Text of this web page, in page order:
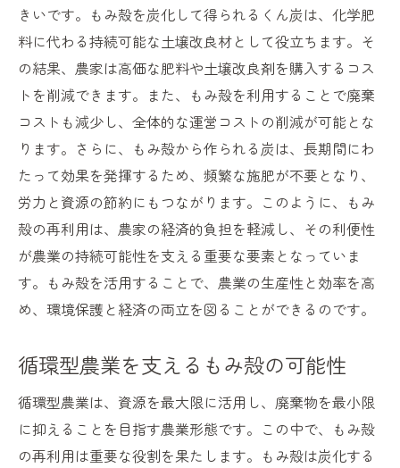
きいです。もみ殻を炭化して得られるくん炭は、化学肥
料に代わる持続可能な土壌改良材として役立ちます。そ
の結果、農家は高価な肥料や土壌改良剤を購入するコス
トを削減できます。また、もみ殻を利用することで廃棄
コストも減少し、全体的な運営コストの削減が可能とな
ります。さらに、もみ殻から作られる炭は、長期間にわ
たって効果を発揮するため、頻繁な施肥が不要となり、
労力と資源の節約にもつながります。このように、もみ
殻の再利用は、農家の経済的負担を軽減し、その利便性
が農業の持続可能性を支える重要な要素となっていま
す。もみ殻を活用することで、農業の生産性と効率を高
め、環境保護と経済の両立を図ることができるのです。
循環型農業を支えるもみ殻の可能性
循環型農業は、資源を最大限に活用し、廃棄物を最小限
に抑えることを目指す農業形態です。この中で、もみ殻
の再利用は重要な役割を果たします。もみ殻は炭化する